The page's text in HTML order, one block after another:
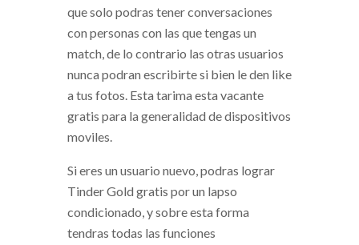
que solo podras tener conversaciones
con personas con las que tengas un
match, de lo contrario las otras usuarios
nunca podran escribirte si bien le den like
a tus fotos. Esta tarima esta vacante
gratis para la generalidad de dispositivos
moviles.
Si eres un usuario nuevo, podras lograr
Tinder Gold gratis por un lapso
condicionado, y sobre esta forma
tendras todas las funciones